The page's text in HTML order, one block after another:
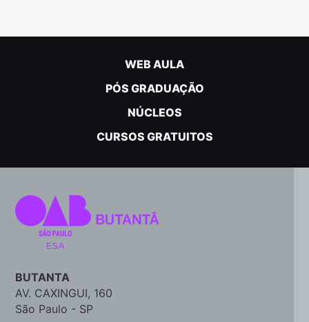
WEB AULA
PÓS GRADUAÇÃO
NÚCLEOS
CURSOS GRATUITOS
BUTANTA
AV. CAXINGUI, 160
São Paulo - SP